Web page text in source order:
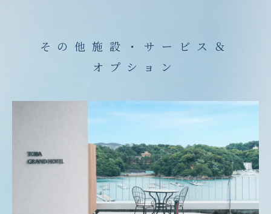
その他施設・サービス＆
オプション